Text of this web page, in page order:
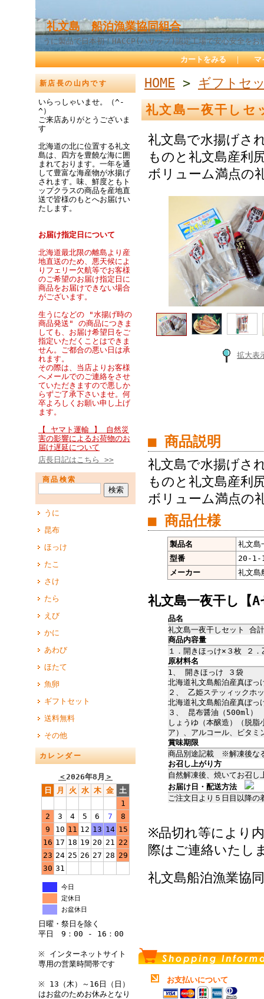
礼文島 船泊漁業協同組合
うに製品で日本初！HACCP(ハサップ)認定工場で安心安全をお
カートをみる ｜ マ
新店長の山内です
いらっしゃいませ。（^-
^）
ご来店ありがとうございま
す
北海道の北に位置する礼文
島は、四方を豊饒な海に囲
まれております。一年を通
して豊富な海産物が水揚げ
されます。味、鮮度ともト
ップクラスの商品を産地直
送で皆様のもとへお届けい
たします。
お届け指定日について
北海道最北限の離島より産
地直送のため、悪天候によ
りフェリー欠航等でお客様
のご希望のお届け指定日に
商品をお届けできない場合
がございます。
生うになどの "水揚げ時の
商品発送" の商品につきま
しても、お届け希望日をご
指定いただくことはできま
せん。ご都合の悪い日は承
れます。
その際は、当店よりお客様
へメールでのご連絡をさせ
ていただきますので悪しか
らずご了承下さいませ。何
卒よろしくお願い申し上げ
ます。
【 ヤマト運輸 】 自然災
害の影響によるお荷物のお
届け遅延について
店長日記はこちら >>
商品検索
うに
昆布
ほっけ
たこ
さけ
たら
えび
かに
あわび
ほたて
魚卵
ギフトセット
送料無料
その他
カレンダー
＜2026年8月 ＞
日
月 火 水 木 金 土
1
2
3 4 5 6 7
8
9
10 11 12 13 14 15
16 17 18 19 20 21 22
23 24 25 26 27 28 29
30 31
今日
定休日
お盆休日
日曜・祭日を除く
平日 9：00 - 16：00
※ インターネットサイト
専用の営業時間帯です
※ 13（木）～16日（日）
はお盆のためお休みとなり
HOME > ギフトセ
礼文島一夜干しセ
礼文島で水揚げさ
ものと礼文島産利
ボリューム満点の
拡大表
■ 商品説明
礼文島で水揚げさ
ものと礼文島産利
ボリューム満点の
■ 商品仕様
製品名
礼文島
型番
20-1-
メーカー
礼文島
礼文島一夜干し【
品名
礼文島一夜干しセット 合
商品内容量
１．開きほっけ×３枚 ２
原材料名
1、 開きほっけ ３袋
北海道礼文島船泊産真ぼっ
２、 乙姫ステッィックホ
北海道礼文島船泊産真ぼっ
３、 昆布醤油（500ml）
しょうゆ（本醸造）（脱
ア）、アルコール、ビタミ
賞味期限
商品別途記載 ※解凍後な
お召し上がり方
自然解凍後、焼いてお召
お届け日・配送方法
ご注文日より５日目以降
※品切れ等により
際はご連絡いたし
礼文島船泊漁業協
お支払いについて